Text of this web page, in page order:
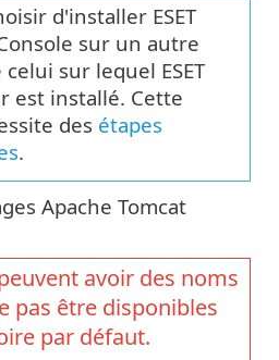
d'installer ESET
Console sur un autre
sur lequel ESET
est installé. Cette
des étapes
.
Apache Tomcat
avoir des noms
pas être disponibles
par défaut.